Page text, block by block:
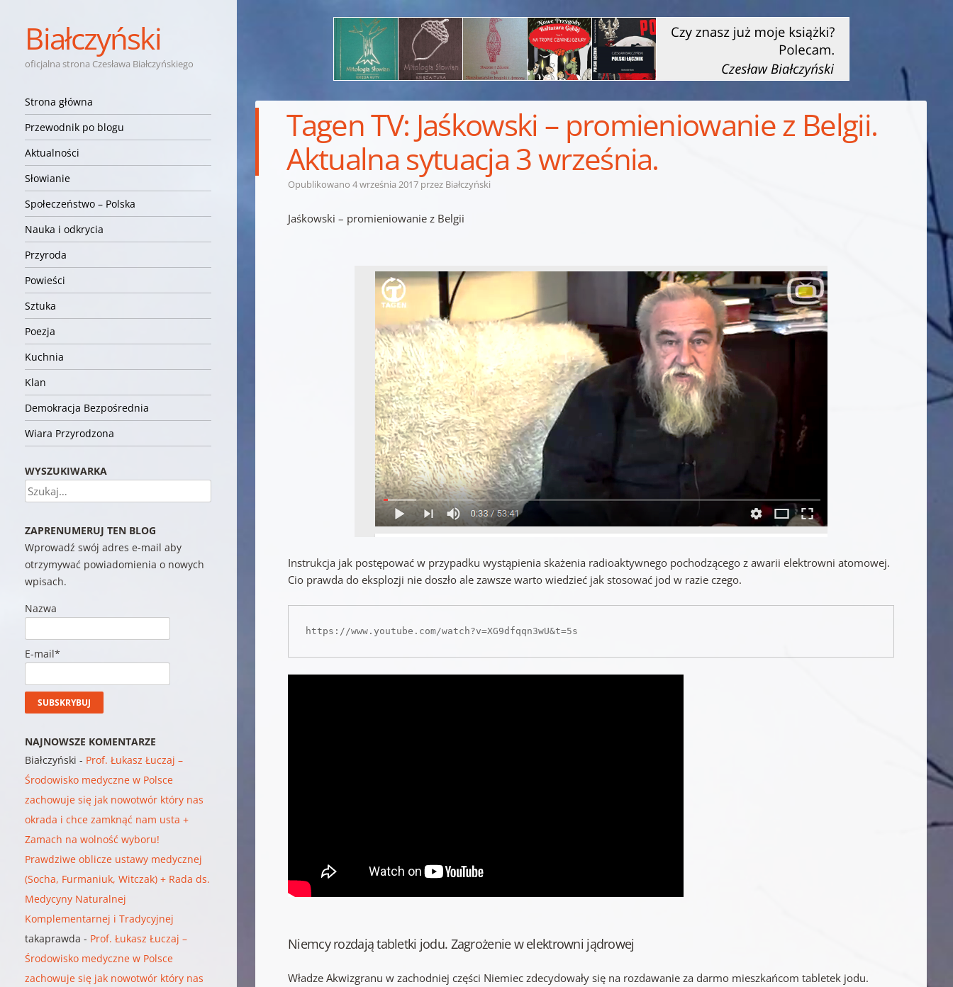
Białczyński
oficjalna strona Czesława Białczyńskiego
Nawigacja
Przejdź do treści
Strona główna
Przewodnik po blogu
Aktualności
Słowianie
Społeczeństwo – Polska
Nauka i odkrycia
Przyroda
Powieści
Sztuka
Poezja
Kuchnia
Klan
Demokracja Bezpośrednia
Wiara Przyrodzona
Tagen TV: Jaśkowski – promieniowanie z Belgii.
Aktualna sytuacja 3 września.
Opublikowano4 września 2017 przez Białczyński
Jaśkowski – promieniowanie z Belgii
Instrukcja jak postępować w przypadku wystąpienia skażenia radioaktywnego pochodzącego z awarii elektrowni atomowej.
Cio prawda do eksplozji nie doszło ale zawsze warto wiedzieć jak stosować jod w razie czego.
https://www.youtube.com/watch?v=XG9dfqqn3wU&t=5s
Niemcy rozdają tabletki jodu. Zagrożenie w elektrowni jądrowej
Władze Akwizgranu w zachodniej części Niemiec zdecydowały się na rozdawanie za darmo mieszkańcom tabletek jodu.
WYSZUKIWARKA
Szukaj
ZAPRENUMERUJ TEN BLOG
Wprowadź swój adres e-mail aby
otrzymywać powiadomienia o nowych
wpisach.
Nazwa
E-mail*
NAJNOWSZE KOMENTARZE
Białczyński - Prof. Łukasz Łuczaj –
Środowisko medyczne w Polsce
zachowuje się jak nowotwór który nas
okrada i chce zamknąć nam usta +
Zamach na wolność wyboru!
Prawdziwe oblicze ustawy medycznej
(Socha, Furmaniuk, Witczak) + Rada ds.
Medycyny Naturalnej
Komplementarnej i Tradycyjnej
takaprawda - Prof. Łukasz Łuczaj –
Środowisko medyczne w Polsce
zachowuje się jak nowotwór który nas